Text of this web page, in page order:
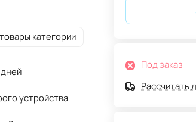
категории
устройства
Под заказ
Рассчитать